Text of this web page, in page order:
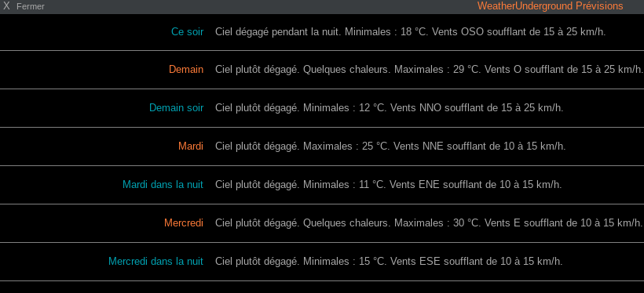
X Fermer WeatherUnderground Prévisions
Ce soir Ciel dégagé pendant la nuit. Minimales : 18 °C. Vents OSO soufflant de 15 à 25 km/h.
Demain Ciel plutôt dégagé. Quelques chaleurs. Maximales : 29 °C. Vents O soufflant de 15 à 25 km/h.
Demain soir Ciel plutôt dégagé. Minimales : 12 °C. Vents NNO soufflant de 15 à 25 km/h.
Mardi Ciel plutôt dégagé. Maximales : 25 °C. Vents NNE soufflant de 10 à 15 km/h.
Mardi dans la nuit Ciel plutôt dégagé. Minimales : 11 °C. Vents ENE soufflant de 10 à 15 km/h.
Mercredi Ciel plutôt dégagé. Quelques chaleurs. Maximales : 30 °C. Vents E soufflant de 10 à 15 km/h.
Mercredi dans la nuit Ciel plutôt dégagé. Minimales : 15 °C. Vents ESE soufflant de 10 à 15 km/h.